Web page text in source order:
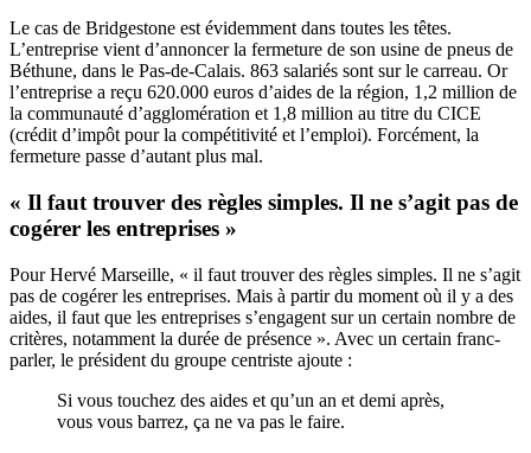
Le cas de Bridgestone est évidemment dans toutes les têtes.
L’entreprise vient d’annoncer la fermeture de son usine de pneus de
Béthune, dans le Pas-de-Calais. 863 salariés sont sur le carreau. Or
l’entreprise a reçu 620.000 euros d’aides de la région, 1,2 million de
la communauté d’agglomération et 1,8 million au titre du CICE
(crédit d’impôt pour la compétitivité et l’emploi). Forcément, la
fermeture passe d’autant plus mal.
« Il faut trouver des règles simples. Il ne s’agit pas de
cogérer les entreprises »
Pour Hervé Marseille, « il faut trouver des règles simples. Il ne s’agit
pas de cogérer les entreprises. Mais à partir du moment où il y a des
aides, il faut que les entreprises s’engagent sur un certain nombre de
critères, notamment la durée de présence ». Avec un certain franc-
parler, le président du groupe centriste ajoute :
Si vous touchez des aides et qu’un an et demi après,
vous vous barrez, ça ne va pas le faire.